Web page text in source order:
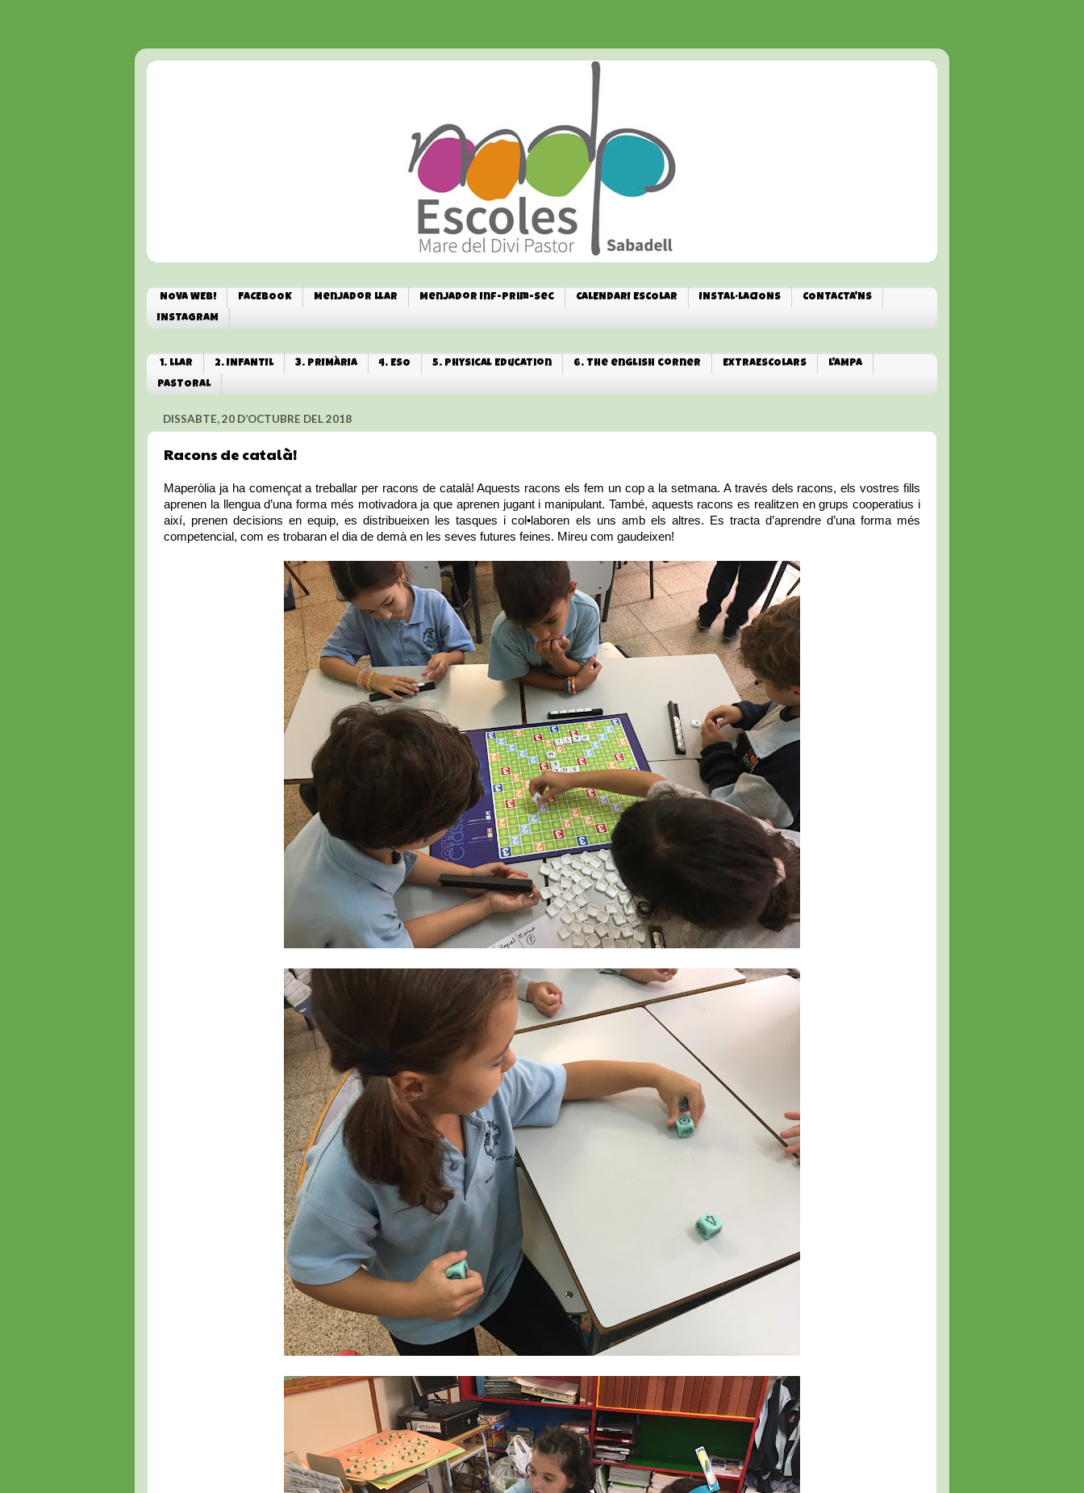
NOVA WEB! FACEBOOK Menjador Llar Menjador Inf-Prim-Sec CALENDARI ESCOLAR INSTAL·LACIONS
CONTACTA'NS
INSTAGRAM
1. LLAR 2. INFANTIL 3. PRIMÀRIA 4. ESO 5. Physical Education 6. The english corner EXTRAESCOLARS
L'AMPA
PASTORAL
DISSABTE, 20 D’OCTUBRE DEL 2018
Racons de català!
Maperòlia ja ha començat a treballar per racons de català! Aquests racons els fem un cop a la setmana. A través dels racons, els vostres fills
aprenen la llengua d’una forma més motivadora ja que aprenen jugant i manipulant. També, aquests racons es realitzen en grups cooperatius i
així, prenen decisions en equip, es distribueixen les tasques i col•laboren els uns amb els altres. Es tracta d’aprendre d’una forma més
competencial, com es trobaran el dia de demà en les seves futures feines. Mireu com gaudeixen!